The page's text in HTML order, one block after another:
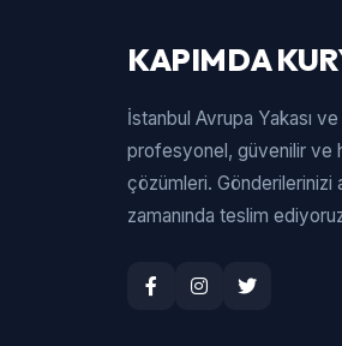
KAPIMDA
İstanbul Avrupa Yakası
profesyonel, güvenilir ve
çözümleri. Gönderilerinizi
zamanında teslim